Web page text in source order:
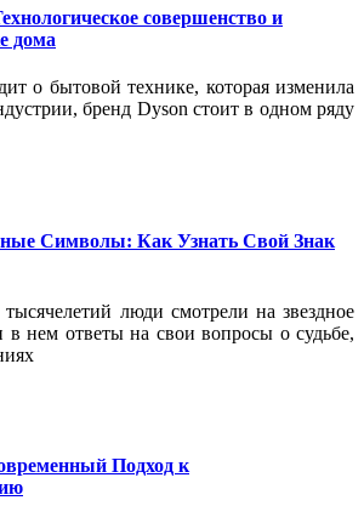
совершенство и
дома
о бытовой технике, которая изменила
бренд Dyson стоит в одном ряду
Символы: Как Узнать Свой Знак
люди смотрели на звездное
в нем ответы на свои вопросы о судьбе,
Подход к